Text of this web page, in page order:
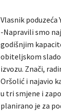
Vlasnik poduzeća
-Napravili smo
godišnjim
obiteljskom
izvozu. Znači,
Oršolić i najavio
u tri smjene i
planirano je za